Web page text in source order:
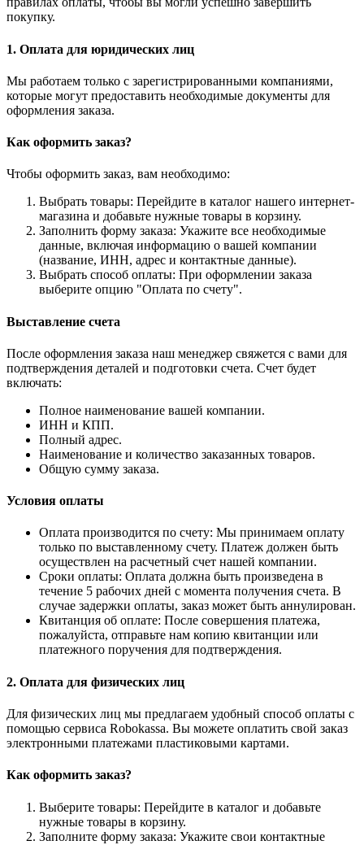
покупку.
1. Оплата для юридических лиц
Мы работаем только с зарегистрированными компаниями,
которые могут предоставить необходимые документы для
оформления заказа.
Как оформить заказ?
Чтобы оформить заказ, вам необходимо:
Выбрать товары: Перейдите в каталог нашего интернет-
магазина и добавьте нужные товары в корзину.
Заполнить форму заказа: Укажите все необходимые
данные, включая информацию о вашей компании
(название, ИНН, адрес и контактные данные).
Выбрать способ оплаты: При оформлении заказа
выберите опцию "Оплата по счету".
Выставление счета
После оформления заказа наш менеджер свяжется с вами для
подтверждения деталей и подготовки счета. Счет будет
включать:
Полное наименование вашей компании.
ИНН и КПП.
Полный адрес.
Наименование и количество заказанных товаров.
Общую сумму заказа.
Условия оплаты
Оплата производится по счету: Мы принимаем оплату
только по выставленному счету. Платеж должен быть
осуществлен на расчетный счет нашей компании.
Сроки оплаты: Оплата должна быть произведена в
течение 5 рабочих дней с момента получения счета. В
случае задержки оплаты, заказ может быть аннулирован.
Квитанция об оплате: После совершения платежа,
пожалуйста, отправьте нам копию квитанции или
платежного поручения для подтверждения.
2. Оплата для физических лиц
Для физических лиц мы предлагаем удобный способ оплаты с
помощью сервиса Robokassa. Вы можете оплатить свой заказ
электронными платежами пластиковыми картами.
Как оформить заказ?
Выберите товары: Перейдите в каталог и добавьте
нужные товары в корзину.
Заполните форму заказа: Укажите свои контактные